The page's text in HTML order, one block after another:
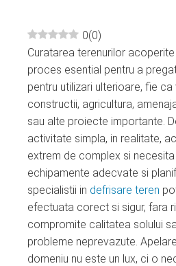
0(0)
Curatarea terenurilor
proces esential pentru a
pentru utilizari ulterioare, fie
constructii, agricultura,
sau alte proiecte importante.
activitate simpla, in realitate,
extrem de complex si
echipamente adecvate si
specialistii in defrisare teren
efectuata corect si sigur, fara
compromite calitatea solului
probleme neprevazute.
domeniu nu este un lux, ci o